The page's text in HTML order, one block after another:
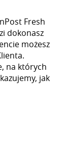
Fresh
dokonasz
możesz
na których
jak